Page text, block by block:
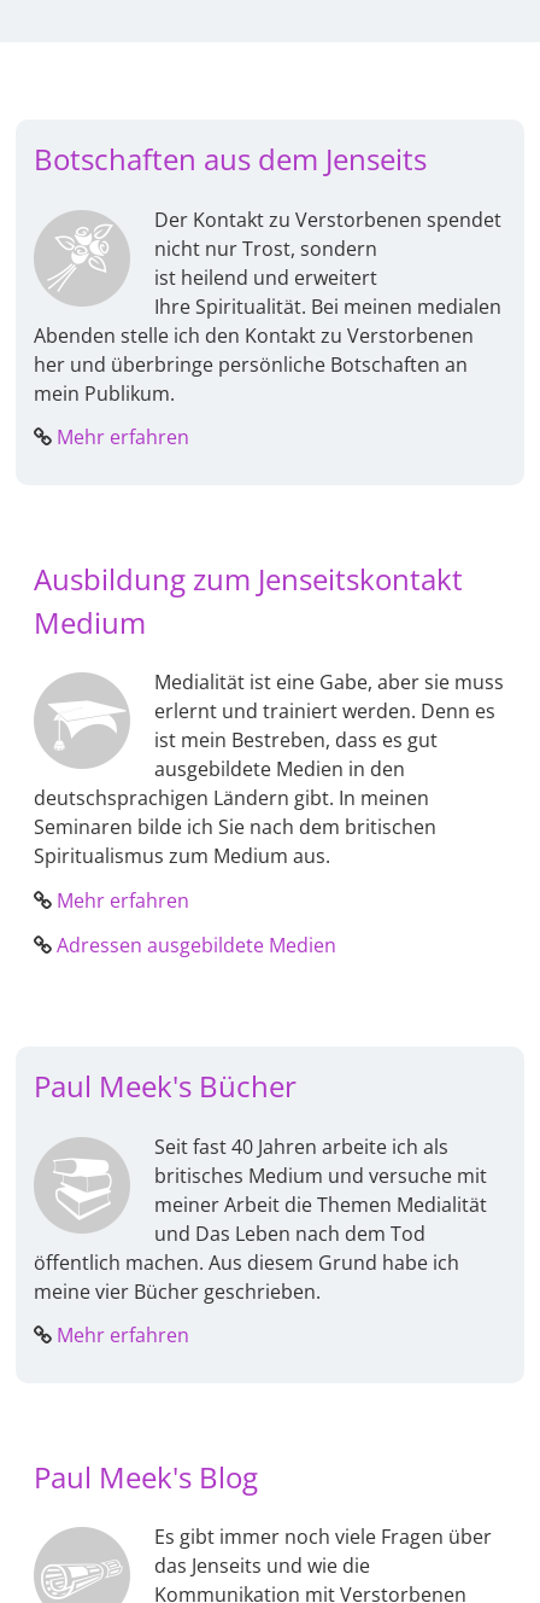
Botschaften aus dem Jenseits
Der Kontakt zu Verstorbenen spendet
nicht nur Trost, sondern
ist heilend und erweitert
Ihre Spiritualität. Bei meinen medialen
Abenden stelle ich den Kontakt zu Verstorbenen
her und überbringe persönliche Botschaften an
mein Publikum.
Mehr erfahren
Ausbildung zum Jenseitskontakt
Medium
Medialität ist eine Gabe, aber sie muss
erlernt und trainiert werden. Denn es
ist mein Bestreben, dass es gut
ausgebildete Medien in den
deutschsprachigen Ländern gibt. In meinen
Seminaren bilde ich Sie nach dem britischen
Spiritualismus zum Medium aus.
Mehr erfahren
Adressen ausgebildete Medien
Paul Meek's Bücher
Seit fast 40 Jahren arbeite ich als
britisches Medium und versuche mit
meiner Arbeit die Themen Medialität
und Das Leben nach dem Tod
öffentlich machen. Aus diesem Grund habe ich
meine vier Bücher geschrieben.
Mehr erfahren
Paul Meek's Blog
Es gibt immer noch viele Fragen über
das Jenseits und wie die
Kommunikation mit Verstorbenen